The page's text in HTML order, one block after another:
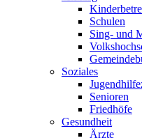
Schulen
Sing- und
Soziales
Senioren
Friedhöfe
Gesundheit
Ärzte